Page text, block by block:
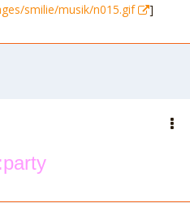
smilie/musik/n015.gif
]